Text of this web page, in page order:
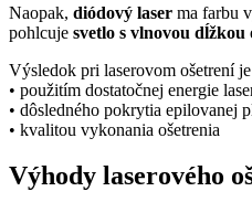
Naopak, diódový laser ma farbu
pohlcuje svetlo s vlnovou dĺžkou
Výsledok pri laserovom ošetrení
• použitím dostatočnej energie
• dôsledného pokrytia epilovanej
• kvalitou vykonania ošetrenia
Výhody laserového